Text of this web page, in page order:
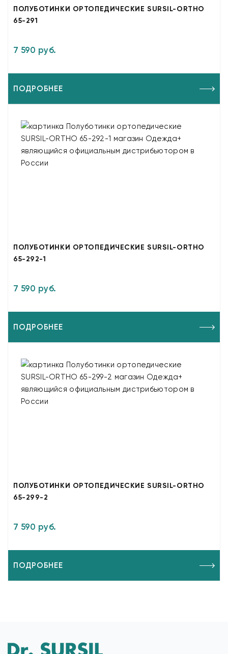
ПОЛУБОТИНКИ ОРТОПЕДИЧЕСКИЕ SURSIL-ORTHO
65-291
7 590 руб.
ПОДРОБНЕЕ
ПОЛУБОТИНКИ ОРТОПЕДИЧЕСКИЕ SURSIL-ORTHO
65-292-1
7 590 руб.
ПОДРОБНЕЕ
ПОЛУБОТИНКИ ОРТОПЕДИЧЕСКИЕ SURSIL-ORTHO
65-299-2
7 590 руб.
ПОДРОБНЕЕ